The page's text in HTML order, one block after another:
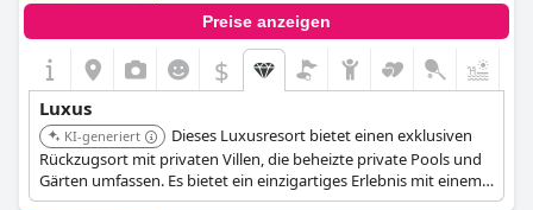
Preise anzeigen
$
Luxus
KI-generiert
Dieses Luxusresort bietet einen exklusiven
Rückzugsort mit privaten Villen, die beheizte private Pools und
Gärten umfassen. Es bietet ein einzigartiges Erlebnis mit einem
angrenzenden Safaripark, einem 18-Loch-Golfplatz und